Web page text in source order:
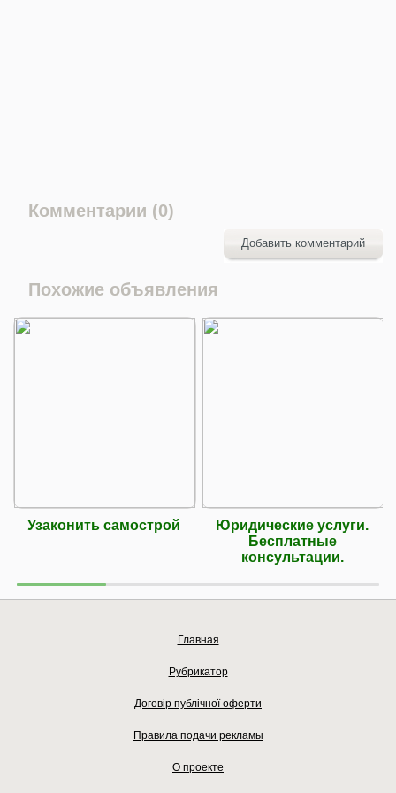
Комментарии (0)
Добавить комментарий
Похожие объявления
Узаконить самострой
Юридические услуги.
Бесплатные
консультации.
Главная
Рубрикатор
Договір публічної оферти
Правила подачи рекламы
О проекте